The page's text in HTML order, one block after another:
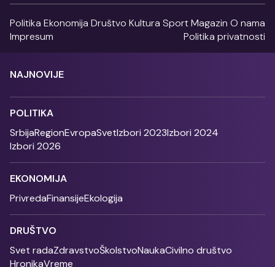
Politika Ekonomija Društvo Kultura SportMagazin O nama
Impresum
Politika privatnosti
NAJNOVIJE
POLITIKA
SrbijaRegionEvropaSvetIzbori 2023Izbori 2024
Izbori 2026
EKONOMIJA
PrivredaFinansijeEkologija
DRUŠTVO
Svet radaZdravstvoŠkolstvoNaukaCivilno društvo
HronikaVreme